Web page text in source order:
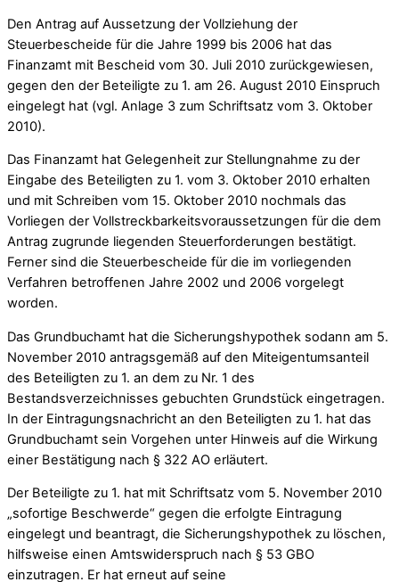
Den Antrag auf Aussetzung der Vollziehung der
Steuerbescheide für die Jahre 1999 bis 2006 hat das
Finanzamt mit Bescheid vom 30. Juli 2010 zurückgewiesen,
gegen den der Beteiligte zu 1. am 26. August 2010 Einspruch
eingelegt hat (vgl. Anlage 3 zum Schriftsatz vom 3. Oktober
2010).
Das Finanzamt hat Gelegenheit zur Stellungnahme zu der
Eingabe des Beteiligten zu 1. vom 3. Oktober 2010 erhalten
und mit Schreiben vom 15. Oktober 2010 nochmals das
Vorliegen der Vollstreckbarkeitsvoraussetzungen für die dem
Antrag zugrunde liegenden Steuerforderungen bestätigt.
Ferner sind die Steuerbescheide für die im vorliegenden
Verfahren betroffenen Jahre 2002 und 2006 vorgelegt
worden.
Das Grundbuchamt hat die Sicherungshypothek sodann am 5.
November 2010 antragsgemäß auf den Miteigentumsanteil
des Beteiligten zu 1. an dem zu Nr. 1 des
Bestandsverzeichnisses gebuchten Grundstück eingetragen.
In der Eintragungsnachricht an den Beteiligten zu 1. hat das
Grundbuchamt sein Vorgehen unter Hinweis auf die Wirkung
einer Bestätigung nach § 322 AO erläutert.
Der Beteiligte zu 1. hat mit Schriftsatz vom 5. November 2010
„sofortige Beschwerde“ gegen die erfolgte Eintragung
eingelegt und beantragt, die Sicherungshypothek zu löschen,
hilfsweise einen Amtswiderspruch nach § 53 GBO
einzutragen. Er hat erneut auf seine